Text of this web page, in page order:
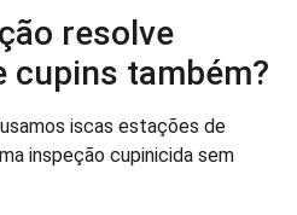
resolve
cupins também?
iscas estações de
inspeção cupinicida sem